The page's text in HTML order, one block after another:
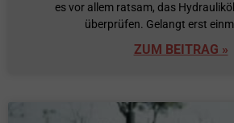
es vor allem ratsam, das
überprüfen. Gelangt erst
ZUM BEITRAG »